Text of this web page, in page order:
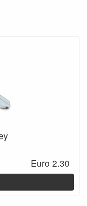
Euro 2.30